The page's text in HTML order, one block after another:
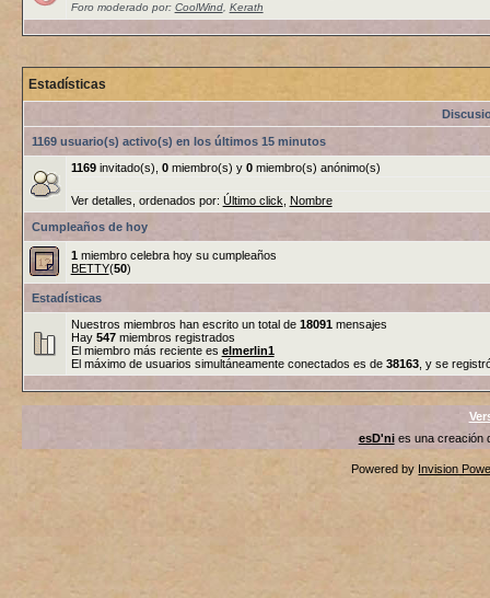
Foro moderado por: CoolWind, Kerath
Estadísticas
1169 usuario(s) activo(s) en los últimos 15 minutos
1169invitado(s), 0miembro(s) y 0miembro(s) anónimo(s)
Ver detalles, ordenados por: Último click
Nombre
Cumpleaños de hoy
1miembro celebra hoy su cumpleaños
BETTY(50)
Estadísticas
Nuestros miembros han escrito un total de 18091mensajes
Hay 547miembros registrados
El miembro más reciente es elmerlin1
El máximo de usuarios simultáneamente conectados es de 38163, y se
esD'nies una creación
Powered by Invision